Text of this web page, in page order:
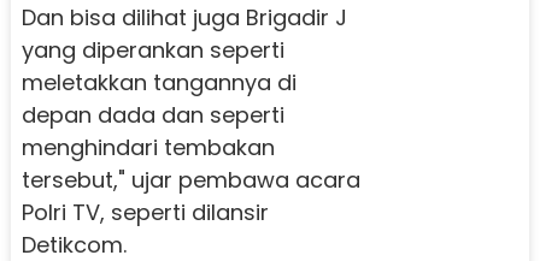
Dan bisa dilihat juga Brigadir J
yang diperankan seperti
meletakkan tangannya di
depan dada dan seperti
menghindari tembakan
tersebut," ujar pembawa acara
Polri TV, seperti dilansir
Detikcom.